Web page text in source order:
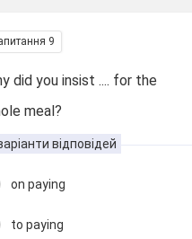
9
did you insist .... for the
meal?
відповідей
on paying
to paying